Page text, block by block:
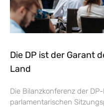
Die DP ist der Garant
Land
Die Bilanzkonferenz der
parlamentarischen